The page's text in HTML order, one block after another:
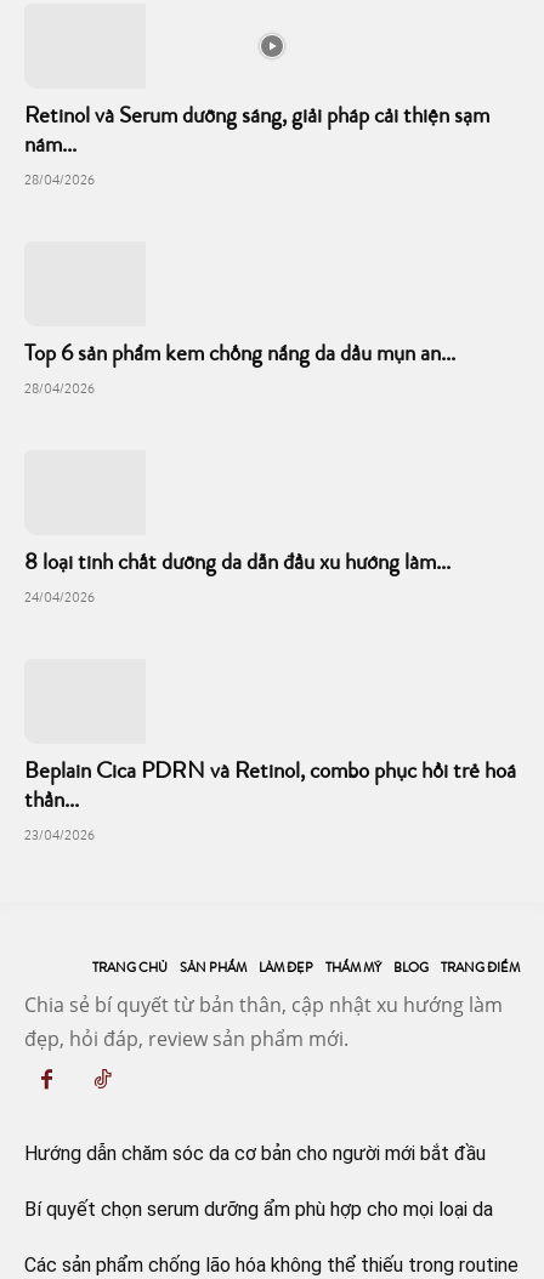
Retinol và Serum dưỡng sáng, giải pháp cải thiện sạm
nám...
28/04/2026
Top 6 sản phẩm kem chống nắng da dầu mụn an...
28/04/2026
8 loại tinh chất dưỡng da dẫn đầu xu hướng làm...
24/04/2026
Beplain Cica PDRN và Retinol, combo phục hồi trẻ hoá
thần...
23/04/2026
TRANG CHỦ SẢN PHẨM LÀM ĐẸP THẨM MỸ BLOG TRANG ĐIỂM
Chia sẻ bí quyết từ bản thân, cập nhật xu hướng làm
đẹp, hỏi đáp, review sản phẩm mới.
Hướng dẫn chăm sóc da cơ bản cho người mới bắt đầu
Bí quyết chọn serum dưỡng ẩm phù hợp cho mọi loại da
Các sản phẩm chống lão hóa không thể thiếu trong routine